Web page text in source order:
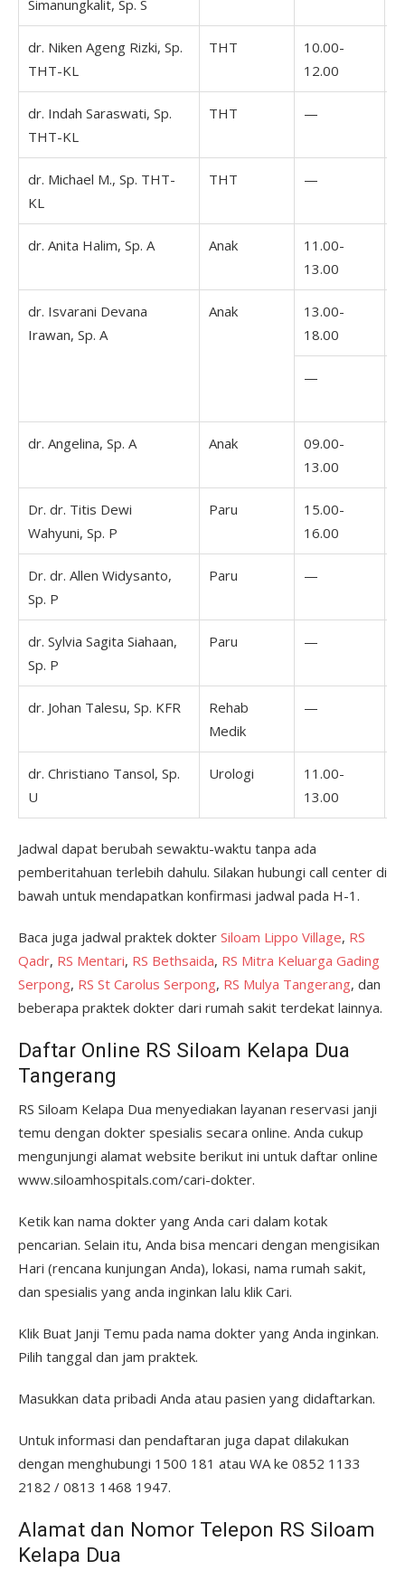
Simanungkalit, Sp. S
dr. Niken Ageng Rizki, Sp.
THT-KL
THT
10.00-
12.00
dr. Indah Saraswati, Sp.
THT-KL
THT —
dr. Michael M., Sp. THT-
KL
THT —
dr. Anita Halim, Sp. A Anak
11.00-
13.00
dr. Isvarani Devana
Irawan, Sp. A
Anak
13.00-
18.00
—
dr. Angelina, Sp. A Anak
09.00-
13.00
Dr. dr. Titis Dewi
Wahyuni, Sp. P
Paru
15.00-
16.00
Dr. dr. Allen Widysanto,
Sp. P
Paru —
dr. Sylvia Sagita Siahaan,
Sp. P
Paru —
dr. Johan Talesu, Sp. KFR
Rehab
Medik
—
dr. Christiano Tansol, Sp.
U
Urologi
11.00-
13.00
Jadwal dapat berubah sewaktu-waktu tanpa ada
pemberitahuan terlebih dahulu. Silakan hubungi call center di
bawah untuk mendapatkan konfirmasi jadwal pada H-1.
Baca juga jadwal praktek dokter Siloam Lippo Village, RS
Qadr, RS Mentari, RS Bethsaida, RS Mitra Keluarga Gading
Serpong, RS St Carolus Serpong, RS Mulya Tangerang, dan
beberapa praktek dokter dari rumah sakit terdekat lainnya.
Daftar Online RS Siloam Kelapa Dua
Tangerang
RS Siloam Kelapa Dua menyediakan layanan reservasi janji
temu dengan dokter spesialis secara online. Anda cukup
mengunjungi alamat website berikut ini untuk daftar online
www.siloamhospitals.com/cari-dokter.
Ketik kan nama dokter yang Anda cari dalam kotak
pencarian. Selain itu, Anda bisa mencari dengan mengisikan
Hari (rencana kunjungan Anda), lokasi, nama rumah sakit,
dan spesialis yang anda inginkan lalu klik Cari.
Klik Buat Janji Temu pada nama dokter yang Anda inginkan.
Pilih tanggal dan jam praktek.
Masukkan data pribadi Anda atau pasien yang didaftarkan.
Untuk informasi dan pendaftaran juga dapat dilakukan
dengan menghubungi 1500 181 atau WA ke 0852 1133
2182 / 0813 1468 1947.
Alamat dan Nomor Telepon RS Siloam
Kelapa Dua